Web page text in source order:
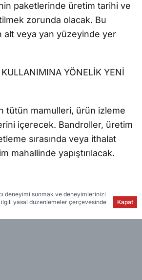
paketlerinde üretim tarihi ve
zorunda olacak. Bu
alt veya yan yüzeyinde yer
YÖNELİK YENİ
tütün mamulleri, ürün izleme
içerecek. Bandroller, üretim
sırasında veya ithalat
mahallinde yapıştırılacak.
deneyimi sunmak ve deneyimlerinizi
yasal düzenlemeler çerçevesinde
Kapat